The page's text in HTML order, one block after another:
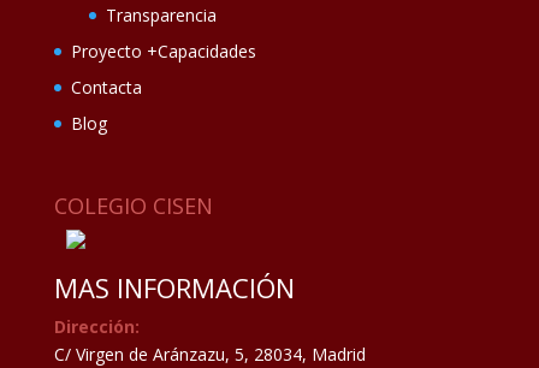
Transparencia
Proyecto +Capacidades
Contacta
Blog
COLEGIO CISEN
MAS INFORMACIÓN
Dirección:
C/ Virgen de Aránzazu, 5, 28034, Madrid